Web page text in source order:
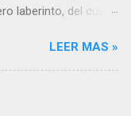
laberinto, del cual
y las respuestas se
alcanzamos a
quien esté
LEER MAS »